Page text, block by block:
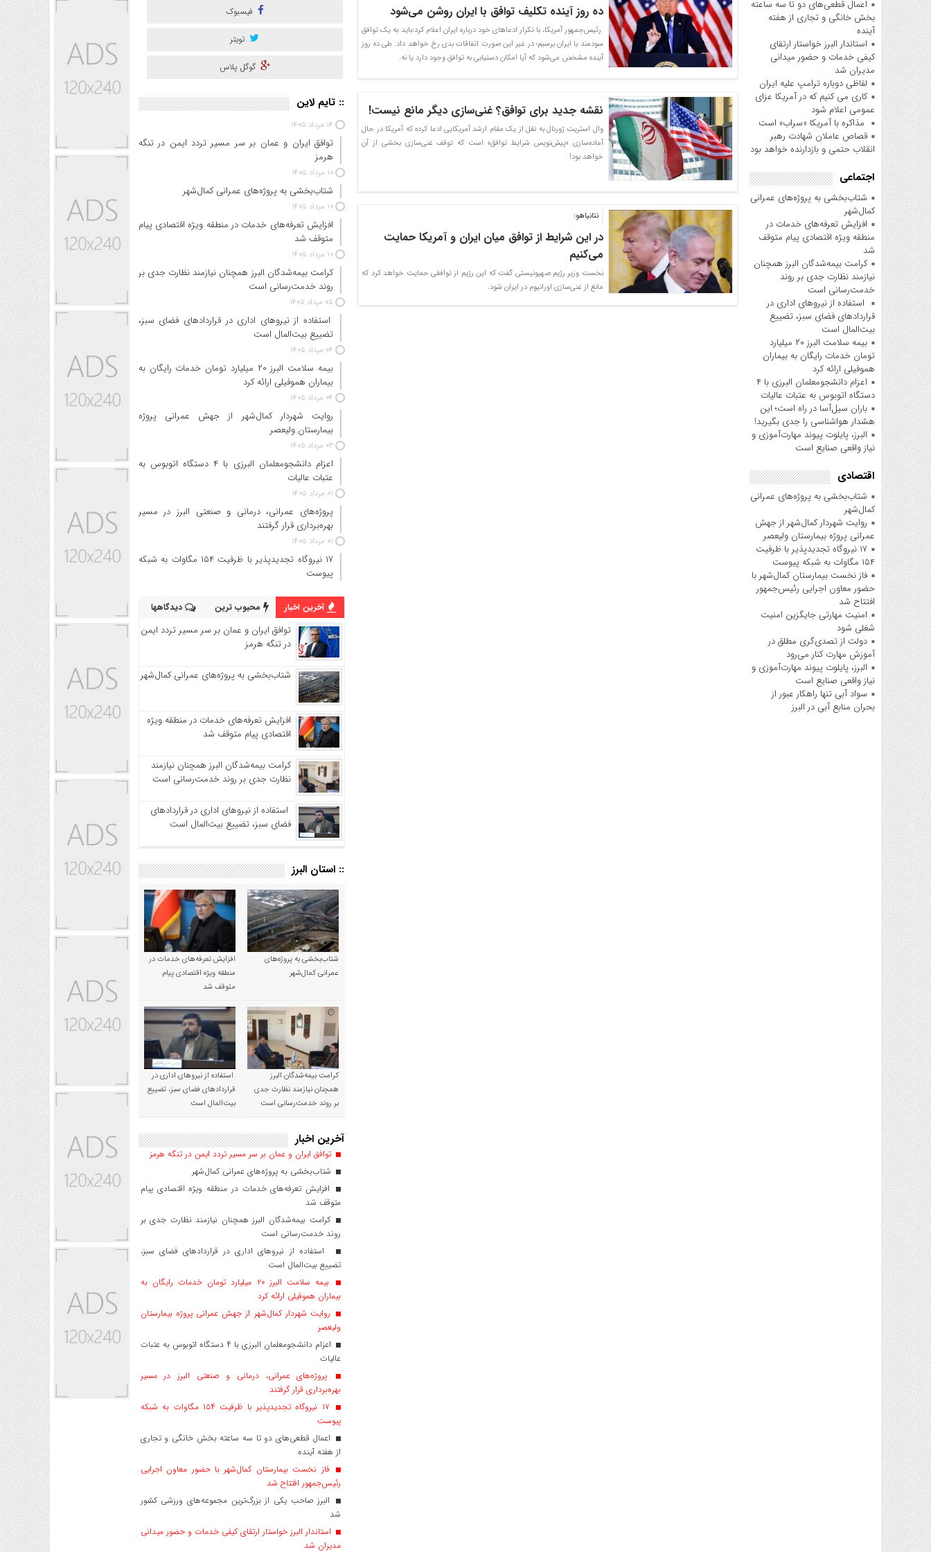
اعمال قطعی‌های دو تا سه ساعته
بخش خانگی و تجاری از هفته
آینده
استاندار البرز خواستار ارتقای
کیفی خدمات و حضور میدانی
مدیران شد
لفاظی دوباره ترامپ علیه ایران
کاری می کنیم که در آمریکا عزای
عمومی اعلام شود
مذاکره با آمریکا «سراب» است
قصاص عاملان شهادت رهبر
انقلاب حتمی و بازدارنده خواهد بود
اجتماعی
شتاب‌بخشی به پروژه‌های عمرانی
کمال‌شهر
افزایش تعرفه‌های خدمات در
منطقه ویژه اقتصادی پیام متوقف
شد
کرامت بیمه‌شدگان البرز همچنان
نیازمند نظارت جدی بر روند
خدمت‌رسانی است
استفاده از نیروهای اداری در
قراردادهای فضای سبز، تضییع
بیت‌المال است
بیمه سلامت البرز ۲۰ میلیارد
تومان خدمات رایگان به بیماران
هموفیلی ارائه کرد
اعزام دانشجو‌معلمان البرزی با ۴
دستگاه اتوبوس به عتبات عالیات
باران سیل‌آسا در راه است؛ این
هشدار هواشناسی را جدی بگیرید!
البرز، پایلوت پیوند مهارت‌آموزی و
نیاز واقعی صنایع است
اقتصادی
شتاب‌بخشی به پروژه‌های عمرانی
کمال‌شهر
روایت شهردار کمال‌شهر از جهش
عمرانی پروژه بیمارستان ولیعصر
۱۷ نیروگاه تجدیدپذیر با ظرفیت
۱۵۴ مگاوات به شبکه پیوست
فاز نخست بیمارستان کمال‌شهر با
حضور معاون اجرایی رئیس‌جمهور
افتتاح شد
امنیت مهارتی جایگزین امنیت
شغلی شود
دولت از تصدی‌گری مطلق در
آموزش مهارت کنار می‌رود
البرز، پایلوت پیوند مهارت‌آموزی و
نیاز واقعی صنایع است
سواد آبی تنها راهکار عبور از
بحران منابع آبی در البرز
ده روز آینده تکلیف توافق با ایران روشن می‌شود
رئیس‌جمهور آمریکا، با تکرار ادعاهای خود درباره ایران اعلام کرد:باید به یک توافق
سودمند با ایران برسیم؛ در غیر این صورت اتفاقات بدی رخ خواهد داد. طی ده روز
آینده مشخص می‌شود که آیا امکان دستیابی به توافق وجود دارد یا نه.
نقشه جدید برای توافق؟ غنی‌سازی دیگر مانع نیست!
وال استریت ژورنال به نقل از یک مقام ارشد آمریکایی ادعا کرده که آمریکا در حال
آماده‌سازی «پیش‌نویس شرایط توافق» است که توقف غنی‌سازی بخشی از آن
خواهد بود!
نتانیاهو:
در این شرایط از توافق میان ایران و آمریکا حمایت
می‌کنیم
نخست وزیر رژیم صهیونیستی گفت که این رژیم از توافقی حمایت خواهد کرد که
مانع از غنی‌سازی اورانیوم در ایران شود.
فیسبوک
تویتر
گوگل پلاس
:: تایم لاین
۱۴ مرداد ۱۴۰۵
توافق ایران و عمان بر سر مسیر تردد ایمن در تنگه
هرمز
۱۰ مرداد ۱۴۰۵
شتاب‌بخشی به پروژه‌های عمرانی کمال‌شهر
۱۰ مرداد ۱۴۰۵
افزایش تعرفه‌های خدمات در منطقه ویژه اقتصادی پیام
متوقف شد
۱۰ مرداد ۱۴۰۵
کرامت بیمه‌شدگان البرز همچنان نیازمند نظارت جدی بر
روند خدمت‌رسانی است
۰۵ مرداد ۱۴۰۵
استفاده از نیروهای اداری در قراردادهای فضای سبز،
تضییع بیت‌المال است
۰۴ مرداد ۱۴۰۵
بیمه سلامت البرز ۲۰ میلیارد تومان خدمات رایگان به
بیماران هموفیلی ارائه کرد
۰۴ مرداد ۱۴۰۵
روایت شهردار کمال‌شهر از جهش عمرانی پروژه
بیمارستان ولیعصر
۰۳ مرداد ۱۴۰۵
اعزام دانشجو‌معلمان البرزی با ۴ دستگاه اتوبوس به
عتبات عالیات
۰۱ مرداد ۱۴۰۵
پروژه‌های عمرانی، درمانی و صنعتی البرز در مسیر
بهره‌برداری قرار گرفتند
۰۱ مرداد ۱۴۰۵
۱۷ نیروگاه تجدیدپذیر با ظرفیت ۱۵۴ مگاوات به شبکه
پیوست
آخرین اخبار محبوب ترین دیدگاهها
توافق ایران و عمان بر سر مسیر تردد ایمن
در تنگه هرمز
شتاب‌بخشی به پروژه‌های عمرانی کمال‌شهر
افزایش تعرفه‌های خدمات در منطقه ویژه
اقتصادی پیام متوقف شد
کرامت بیمه‌شدگان البرز همچنان نیازمند
نظارت جدی بر روند خدمت‌رسانی است
استفاده از نیروهای اداری در قراردادهای
فضای سبز، تضییع بیت‌المال است
:: استان البرز
شتاب‌بخشی به پروژه‌های
عمرانی کمال‌شهر
افزایش تعرفه‌های خدمات در
منطقه ویژه اقتصادی پیام
متوقف شد
کرامت بیمه‌شدگان البرز
همچنان نیازمند نظارت جدی
بر روند خدمت‌رسانی است
استفاده از نیروهای اداری در
قراردادهای فضای سبز، تضییع
بیت‌المال است
آخرین اخبار
توافق ایران و عمان بر سر مسیر تردد ایمن در تنگه هرمز
شتاب‌بخشی به پروژه‌های عمرانی کمال‌شهر
افزایش تعرفه‌های خدمات در منطقه ویژه اقتصادی پیام
متوقف شد
کرامت بیمه‌شدگان البرز همچنان نیازمند نظارت جدی بر
روند خدمت‌رسانی است
استفاده از نیروهای اداری در قراردادهای فضای سبز،
تضییع بیت‌المال است
بیمه سلامت البرز ۲۰ میلیارد تومان خدمات رایگان به
بیماران هموفیلی ارائه کرد
روایت شهردار کمال‌شهر از جهش عمرانی پروژه بیمارستان
ولیعصر
اعزام دانشجو‌معلمان البرزی با ۴ دستگاه اتوبوس به عتبات
عالیات
پروژه‌های عمرانی، درمانی و صنعتی البرز در مسیر
بهره‌برداری قرار گرفتند
۱۷ نیروگاه تجدیدپذیر با ظرفیت ۱۵۴ مگاوات به شبکه
پیوست
اعمال قطعی‌های دو تا سه ساعته بخش خانگی و تجاری
از هفته آینده
فاز نخست بیمارستان کمال‌شهر با حضور معاون اجرایی
رئیس‌جمهور افتتاح شد
البرز صاحب یکی از بزرگ‌ترین مجموعه‌های ورزشی کشور
شد
استاندار البرز خواستار ارتقای کیفی خدمات و حضور میدانی
مدیران شد